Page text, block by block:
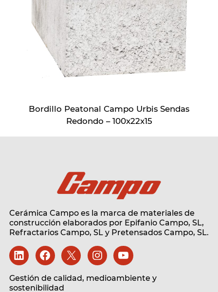
Bordillo Peatonal Campo Urbis Sendas
Redondo – 100x22x15
Cerámica Campo es la marca de materiales de
construcción elaborados por Epifanio Campo, SL,
Refractarios Campo, SLy Pretensados Campo, SL.
Gestión de calidad, medioambiente y
sostenibilidad